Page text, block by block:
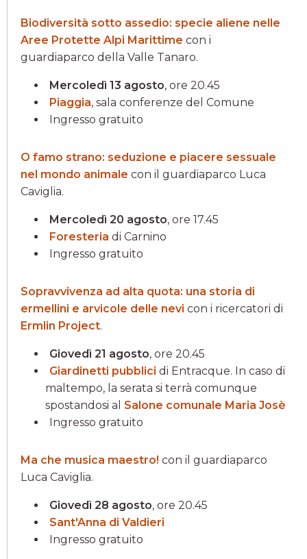
Biodiversità sotto assedio: specie aliene nelle
Aree Protette Alpi Marittime con i
guardiaparco della Valle Tanaro.
Mercoledì 13 agosto, ore 20.45
Piaggia, sala conferenze del Comune
Ingresso gratuito
O famo strano: seduzione e piacere sessuale
nel mondo animale con il guardiaparco Luca
Caviglia.
Mercoledì 20 agosto, ore 17.45
Foresteria di Carnino
Ingresso gratuito
Sopravvivenza ad alta quota: una storia di
ermellini e arvicole delle nevi con i ricercatori di
Ermlin Project.
Giovedì 21 agosto, ore 20.45
Giardinetti pubblici di Entracque. In caso di
maltempo, la serata si terrà comunque
spostandosi al Salone comunale Maria Josè
Ingresso gratuito
Ma che musica maestro! con il guardiaparco
Luca Caviglia.
Giovedì 28 agosto, ore 20.45
Sant'Anna di Valdieri
Ingresso gratuito